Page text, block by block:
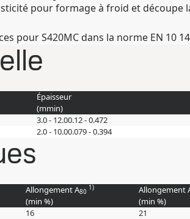
pour formage à froid et découpe
pour S420MC dans la norme EN 10
Épaisseur
(mmin)
3.0 - 12.00.12 - 0.472
2.0 - 10.00.079 - 0.394
Allongement A80
1)
(min %)
Allongement
(min %)
16 21